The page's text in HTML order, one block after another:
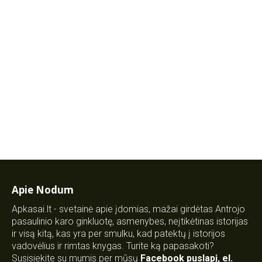
Apie Nodum
Apkasai.lt - svetainė apie įdomias, mažai girdėtas Antrojo
pasaulinio karo ginkluotę, asmenybes, neįtikėtinas istorijas
ir visą kitą, kas yra per smulku, kad patektų į istorijos
vadovėlius ir rimtas knygas. Turite ką papasakoti?
Susisiekite su mumis per mūsų Facebook puslapį, el.